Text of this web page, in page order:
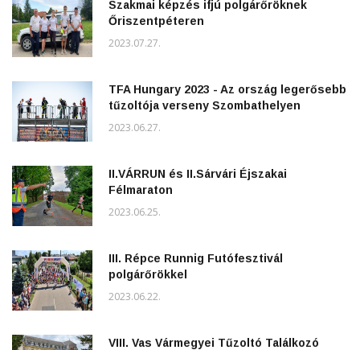
Szakmai képzés ifjú polgárőröknek
Őriszentpéteren
2023.07.27.
TFA Hungary 2023 - Az ország legerősebb
tűzoltója verseny Szombathelyen
2023.06.27.
II.VÁRRUN és II.Sárvári Éjszakai
Félmaraton
2023.06.25.
III. Répce Runnig Futófesztivál
polgárőrökkel
2023.06.22.
VIII. Vas Vármegyei Tűzoltó Találkozó